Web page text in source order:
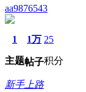
aa9876543
1
主题
1万
帖子
25
积分
新手上路